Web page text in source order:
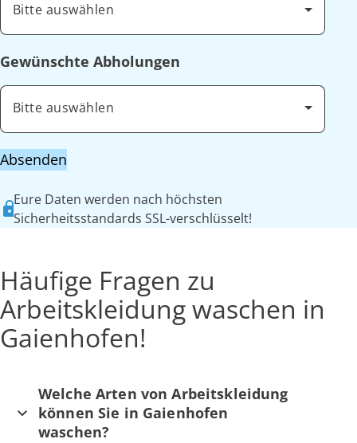
Bitte auswählen
Gewünschte Abholungen
Bitte auswählen
Absenden
Eure Daten werden nach höchsten
Sicherheitsstandards SSL-verschlüsselt!
Häufige Fragen zu
Arbeitskleidung waschen in
Gaienhofen!
Welche Arten von Arbeitskleidung
können Sie in Gaienhofen
waschen?